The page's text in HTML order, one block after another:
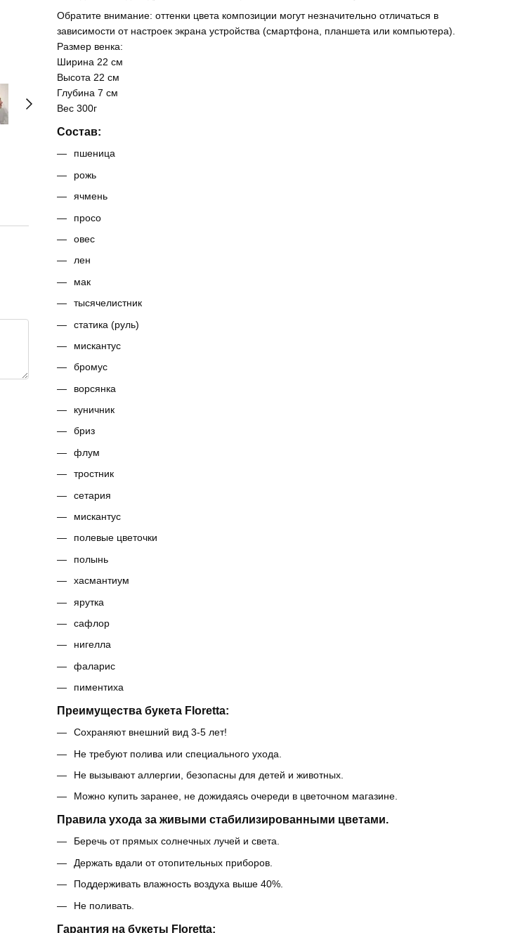
Обратите внимание: оттенки цвета композиции могут незначительно отличаться в
зависимости от настроек экрана устройства (смартфона, планшета или компьютера).
Размер венка:
Ширина 22 см
Высота 22 см
Глубина 7 см
Вес 300г
Состав:
пшеница
рожь
ячмень
просо
овес
лен
мак
тысячелистник
статика (руль)
мискантус
бромус
ворсянка
куничник
бриз
флум
тростник
сетария
мискантус
полевые цветочки
полынь
хасмантиум
ярутка
сафлор
нигелла
фаларис
пиментиха
Преимущества букета Floretta:
Сохраняют внешний вид 3-5 лет!
Не требуют полива или специального ухода.
Не вызывают аллергии, безопасны для детей и животных.
Можно купить заранее, не дожидаясь очереди в цветочном магазине.
Правила ухода за живыми стабилизированными цветами.
Беречь от прямых солнечных лучей и света.
Держать вдали от отопительных приборов.
Поддерживать влажность воздуха выше 40%.
Не поливать.
Гарантия на букеты Floretta: